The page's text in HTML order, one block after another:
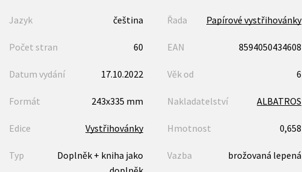
Jazyk čeština Řada Papírové vystřihovánky
Počet stran 60 EAN 8594050434608
Datum vydání 17.10.2022 Věk od 6
Formát 243x335 mm Nakladatelství ALBATROS
Edice Vystřihovánky Hmotnost 0,658
Typ
Doplněk + kniha jako
Vazba brožovaná lepená